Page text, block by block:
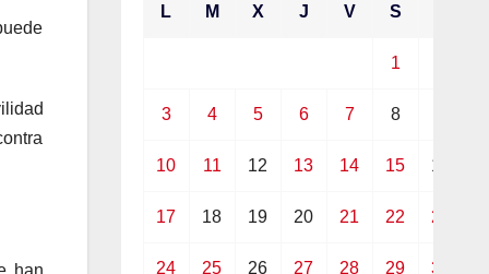
han
L M X J V S
1
3 4 5 6 7 8
10 11 12 13 14 15 16
17 18 19 20 21 22 23
24 25 26 27 28 29 30